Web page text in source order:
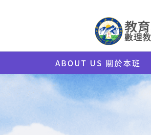
ABOUT US 關於本班